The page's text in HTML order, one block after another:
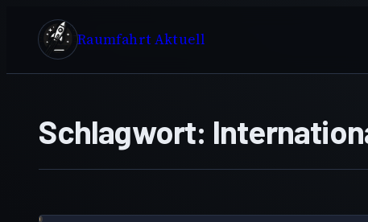
Inhalt
springen
Raumfahrt Aktuell
Schlagwort: